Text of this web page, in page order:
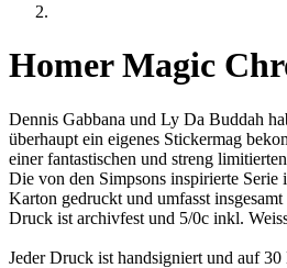
Homer Magic
Dennis Gabbana und Ly Da Buddah
überhaupt ein eigenes Stickermag
einer fantastischen und streng
Die von den Simpsons inspirierte Serie
Karton gedruckt und umfasst
Druck ist archivfest und 5/0c inkl.
Jeder Druck ist handsigniert und auf